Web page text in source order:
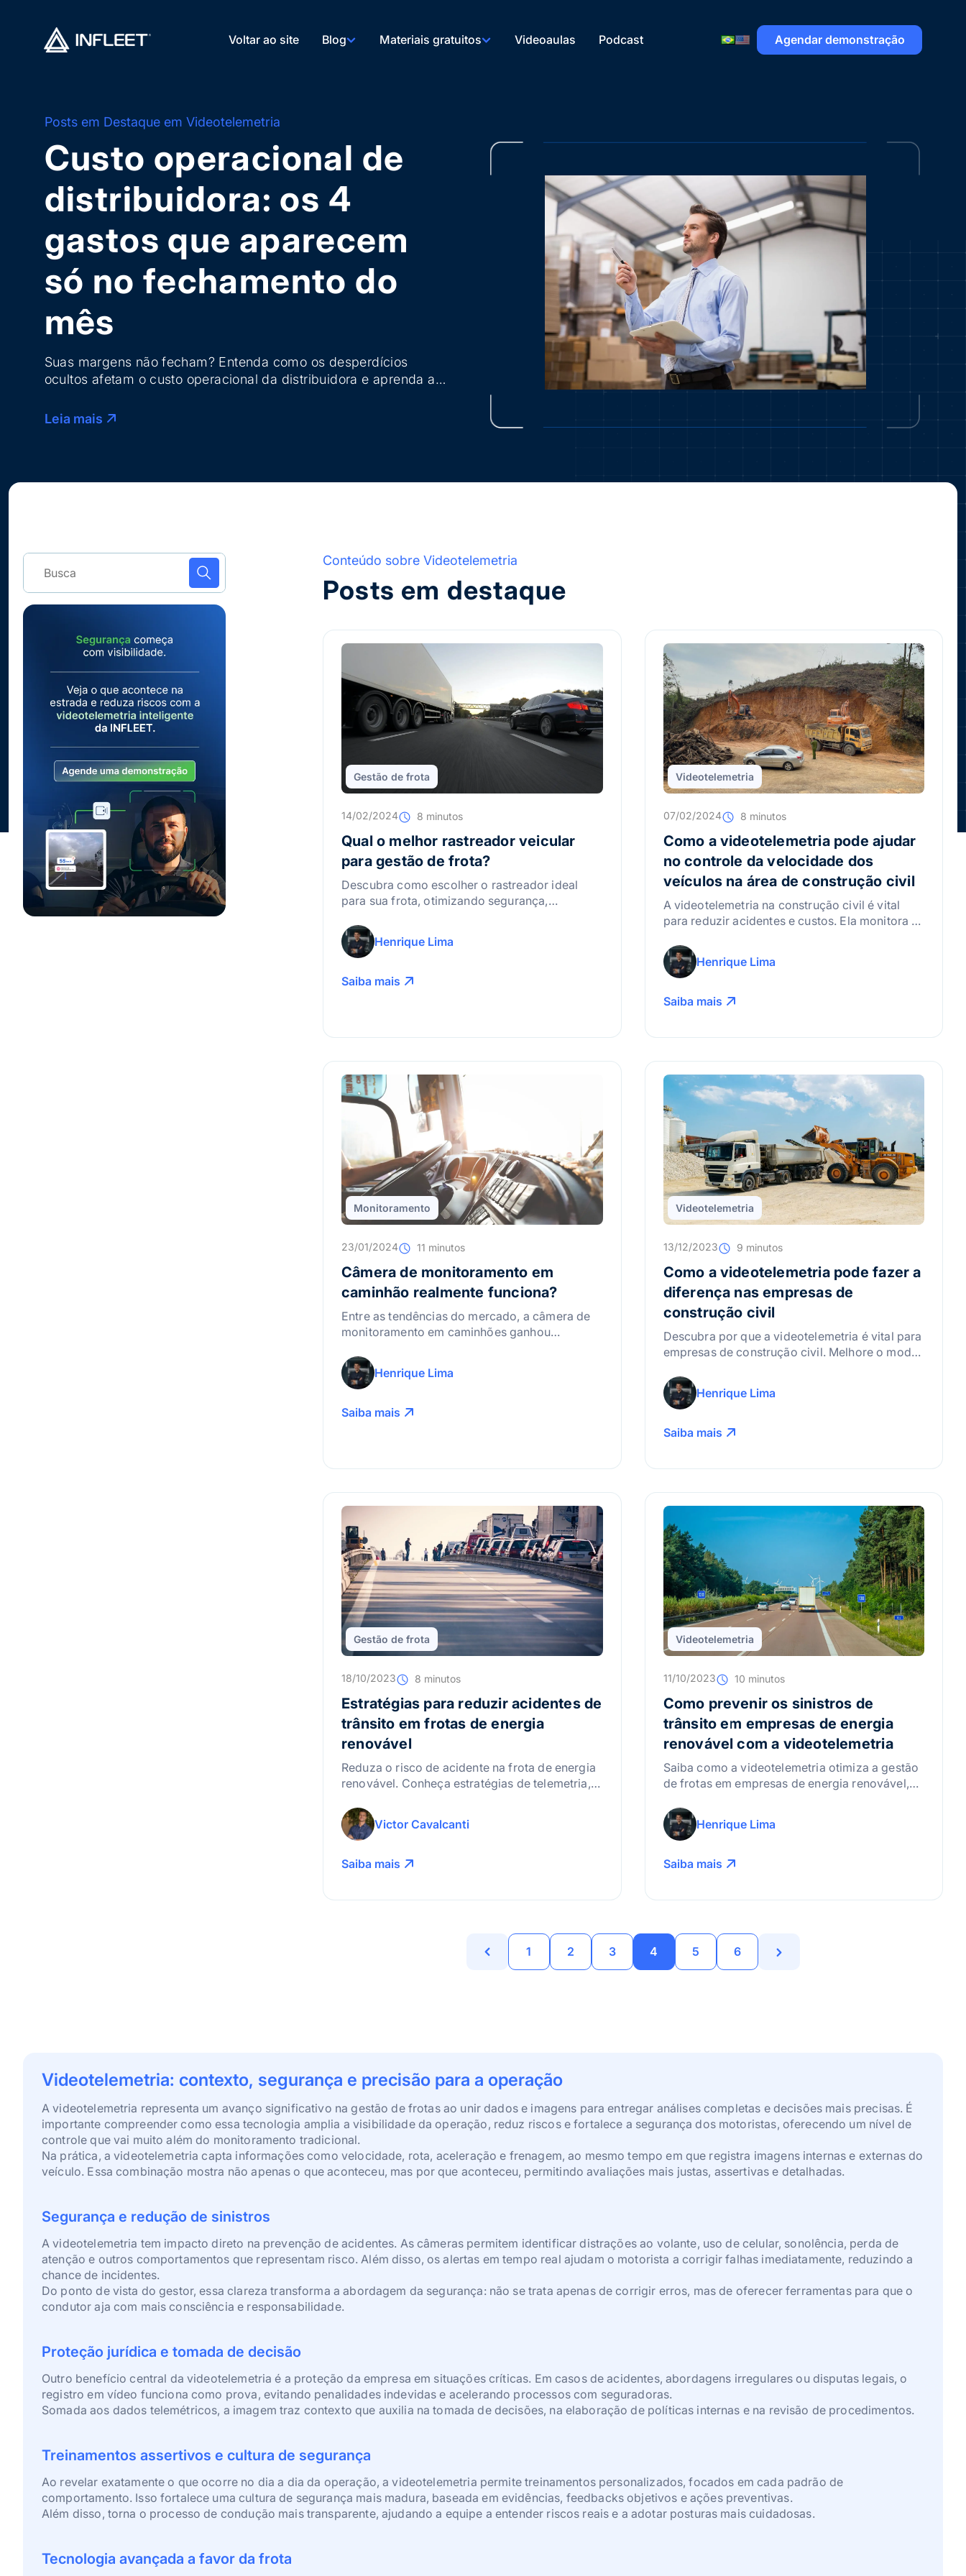
Voltar ao site Blog Materiais gratuitos Videoaulas Podcast Agendar demonstração
Posts em Destaque em Videotelemetria
Custo operacional de
distribuidora: os 4
gastos que aparecem
só no fechamento do
mês
Suas margens não fecham? Entenda como os desperdícios
ocultos afetam o custo operacional da distribuidora e aprenda a
Leia mais
Conteúdo sobre Videotelemetria
Posts em destaque
Gestão de frota
14/02/2024 8 minutos
Qual o melhor rastreador veicular
para gestão de frota?
Descubra como escolher o rastreador ideal
para sua frota, otimizando segurança,
veículos.
Henrique Lima
Saiba mais
Videotelemetria
07/02/2024 8 minutos
Como a videotelemetria pode ajudar
no controle da velocidade dos
veículos na área de construção civil
A videotelemetria na construção civil é vital
para reduzir acidentes e custos. Ela monitora o
garantindo segurança e eficiência operacional
na obra.Henrique Lima
Saiba mais
Monitoramento
23/01/2024 11 minutos
Câmera de monitoramento em
caminhão realmente funciona?
Entre as tendências do mercado, a câmera de
monitoramento em caminhões ganhou
Henrique Lima
Saiba mais
Videotelemetria
13/12/2023 9 minutos
Como a videotelemetria pode fazer a
diferença nas empresas de
construção civil
Descubra por que a videotelemetria é vital para
empresas de construção civil. Melhore o modo
garanta a segurança dos seus motoristas hoje
mesmoHenrique Lima
Saiba mais
Gestão de frota
18/10/2023 8 minutos
Estratégias para reduzir acidentes de
trânsito em frotas de energia
renovável
Reduza o risco de acidente na frota de energia
renovável. Conheça estratégias de telemetria,
sinistros e garantir a segurança dos motoristas.
Victor Cavalcanti
Saiba mais
Videotelemetria
11/10/2023 10 minutos
Como prevenir os sinistros de
trânsito em empresas de energia
renovável com a videotelemetria
Saiba como a videotelemetria otimiza a gestão
de frotas em empresas de energia renovável,
monitoramento de motoristas e inteligência de
dados.Henrique Lima
Saiba mais
1 2 3 4 5 6
Videotelemetria: contexto, segurança e precisão para a operação
A videotelemetria representa um avanço significativo na gestão de frotas ao unir dados e imagens para entregar análises completas e decisões mais precisas. É
importante compreender como essa tecnologia amplia a visibilidade da operação, reduz riscos e fortalece a segurança dos motoristas, oferecendo um nível de
controle que vai muito além do monitoramento tradicional.
Na prática, a videotelemetria capta informações como velocidade, rota, aceleração e frenagem, ao mesmo tempo em que registra imagens internas e externas do
veículo. Essa combinação mostra não apenas o que aconteceu, mas por que aconteceu, permitindo avaliações mais justas, assertivas e detalhadas.
Segurança e redução de sinistros
A videotelemetria tem impacto direto na prevenção de acidentes. As câmeras permitem identificar distrações ao volante, uso de celular, sonolência, perda de
atenção e outros comportamentos que representam risco. Além disso, os alertas em tempo real ajudam o motorista a corrigir falhas imediatamente, reduzindo a
chance de incidentes.
Do ponto de vista do gestor, essa clareza transforma a abordagem da segurança: não se trata apenas de corrigir erros, mas de oferecer ferramentas para que o
condutor aja com mais consciência e responsabilidade.
Proteção jurídica e tomada de decisão
Outro benefício central da videotelemetria é a proteção da empresa em situações críticas. Em casos de acidentes, abordagens irregulares ou disputas legais, o
registro em vídeo funciona como prova, evitando penalidades indevidas e acelerando processos com seguradoras.
Somada aos dados telemétricos, a imagem traz contexto que auxilia na tomada de decisões, na elaboração de políticas internas e na revisão de procedimentos.
Treinamentos assertivos e cultura de segurança
Ao revelar exatamente o que ocorre no dia a dia da operação, a videotelemetria permite treinamentos personalizados, focados em cada padrão de
comportamento. Isso fortalece uma cultura de segurança mais madura, baseada em evidências, feedbacks objetivos e ações preventivas.
Além disso, torna o processo de condução mais transparente, ajudando a equipe a entender riscos reais e a adotar posturas mais cuidadosas.
Tecnologia avançada a favor da frota